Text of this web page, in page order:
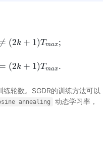
≠ (2k + 1)Tmax;
= (2k + 1)Tmax.
轮数。SGDR的训练方法可以
annealing
动态学习率，